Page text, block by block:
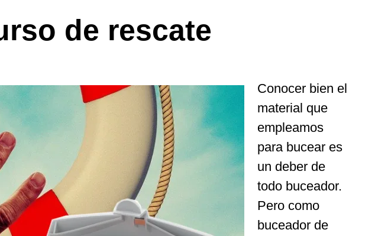
de rescate
Conocer bien el
material que
empleamos
para bucear es
un deber de
todo buceador.
Pero como
buceador de